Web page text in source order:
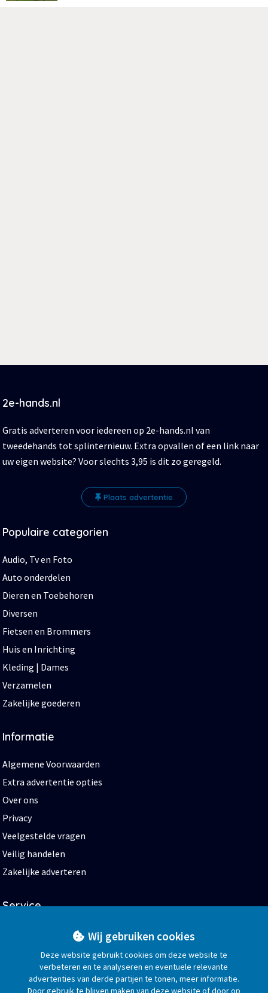
2e-hands.nl
Gratis adverteren voor iedereen op 2e-hands.nl van
tweedehands tot splinternieuw. Extra opvallen of een link naar
uw eigen website? Voor slechts 3,95 is dit zo geregeld.
Plaats advertentie
Populaire categorien
Audio, Tv en Foto
Auto onderdelen
Dieren en Toebehoren
Diversen
Fietsen en Brommers
Huis en Inrichting
Kleding | Dames
Verzamelen
Zakelijke goederen
Informatie
Algemene Voorwaarden
Extra advertentie opties
Over ons
Privacy
Veelgestelde vragen
Veilig handelen
Zakelijke adverteren
Service
Help en contact
Bedrijvengids
Wij gebruiken cookies
Deze website gebruikt cookies om deze website te
verbeteren en te analyseren en eventuele relevante
advertenties van derde partijen te tonen, meer informatie.
Door gebruik te blijven maken van deze website of door op